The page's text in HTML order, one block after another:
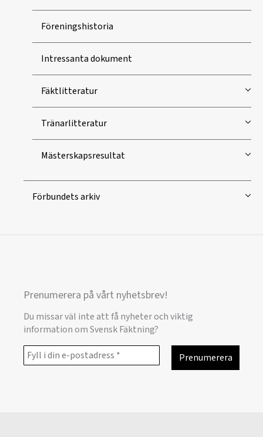
Föreningshistoria
Intressanta dokument
Fäktlitteratur
Tränarlitteratur
Mästerskapsresultat
Förbundets arkiv
Prenumerera på vårt nyhetsbrev!
Du missar väl inte att få nyheter och viktig
information om Svensk Fäktning?